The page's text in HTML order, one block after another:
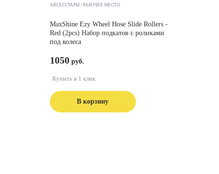
АКСЕССУАРЫ РАБОЧЕЕ МЕСТО
MaxShine Ezy Wheel Hose Slide Rollers -
Red (2pcs) Набор подкатов с роликами
под колеса
1050
В корзину
Купить в 1 клик